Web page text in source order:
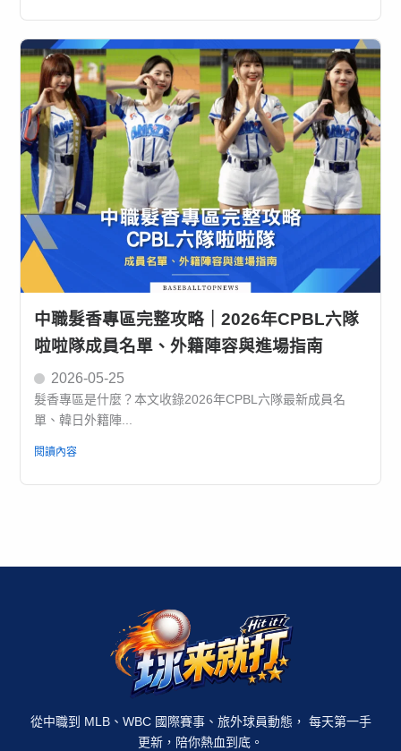
中職髮香專區完整攻略｜2026年CPBL六隊
啦啦隊成員名單、外籍陣容與進場指南
2026-05-25
髮香專區是什麼？本文收錄2026年CPBL六隊最新成員名
單、韓日外籍陣...
閱讀內容
從中職到 MLB、WBC 國際賽事、旅外球員動態， 每天第一手
更新，陪你熱血到底。